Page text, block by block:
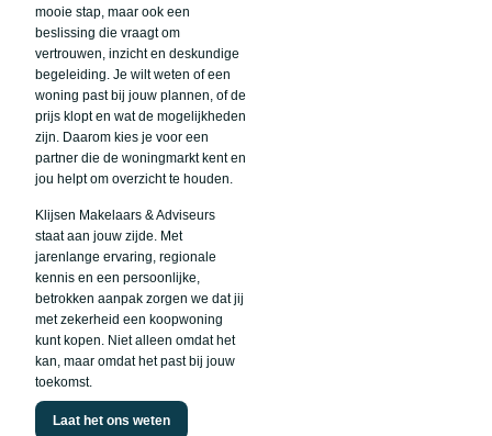
mooie stap, maar ook een
beslissing die vraagt om
vertrouwen, inzicht en deskundige
begeleiding. Je wilt weten of een
woning past bij jouw plannen, of de
prijs klopt en wat de mogelijkheden
zijn. Daarom kies je voor een
partner die de woningmarkt kent en
jou helpt om overzicht te houden.
Klijsen Makelaars & Adviseurs
staat aan jouw zijde. Met
jarenlange ervaring, regionale
kennis en een persoonlijke,
betrokken aanpak zorgen we dat jij
met zekerheid een koopwoning
kunt kopen. Niet alleen omdat het
kan, maar omdat het past bij jouw
toekomst.
Laat het ons weten